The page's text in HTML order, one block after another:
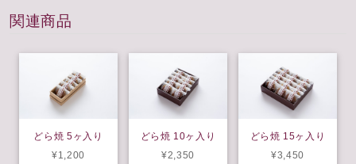
関連商品
どら焼 5ヶ入り
¥1,200
どら焼 10ヶ入り
¥2,350
どら焼 15ヶ入り
¥3,450